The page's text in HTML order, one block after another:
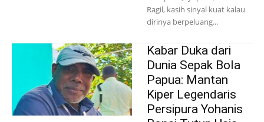
Ragil, kasih sinyal kuat kalau
dirinya berpeluang...
Kabar Duka dari
Dunia Sepak Bola
Papua: Mantan
Kiper Legendaris
Persipura Yohanis